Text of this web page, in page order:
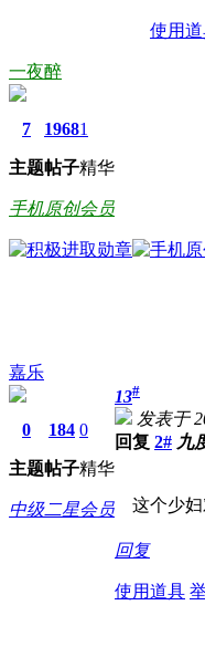
使用
一夜醉
7
主题
1968
帖子
1
精华
手机原创会员
嘉乐
0
主题
184
帖子
0
精华
中级二星会员
13#
发表于
回复 2# 九
这个少妇
回复
使用道具